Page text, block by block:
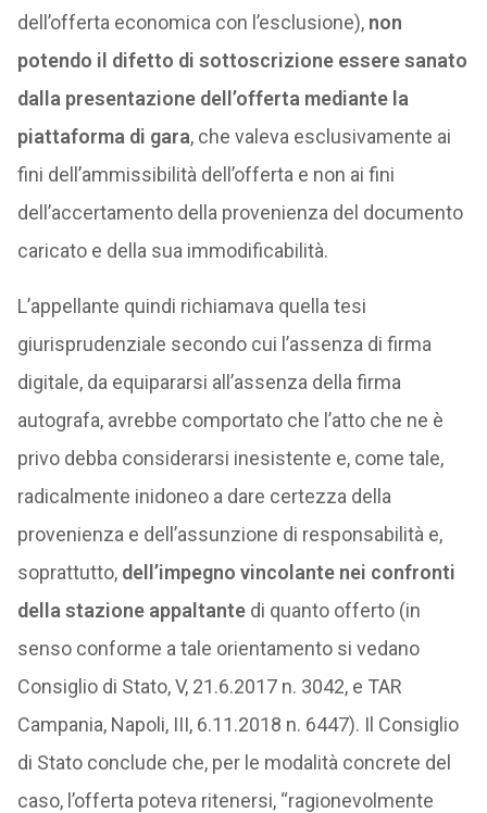
dell’offerta economica con l’esclusione), non
potendo il difetto di sottoscrizione essere sanato
dalla presentazione dell’offerta mediante la
piattaforma di gara, che valeva esclusivamente ai
fini dell’ammissibilità dell’offerta e non ai fini
dell’accertamento della provenienza del documento
caricato e della sua immodificabilità.
L’appellante quindi richiamava quella tesi
giurisprudenziale secondo cui l’assenza di firma
digitale, da equipararsi all’assenza della firma
autografa, avrebbe comportato che l’atto che ne è
privo debba considerarsi inesistente e, come tale,
radicalmente inidoneo a dare certezza della
provenienza e dell’assunzione di responsabilità e,
soprattutto, dell’impegno vincolante nei confronti
della stazione appaltantedi quanto offerto (in
senso conforme a tale orientamento si vedano
Consiglio di Stato, V, 21.6.2017 n. 3042, e TAR
Campania, Napoli, III, 6.11.2018 n. 6447). Il Consiglio
di Stato conclude che, per le modalità concrete del
caso, l’offerta poteva ritenersi, “ragionevolmente